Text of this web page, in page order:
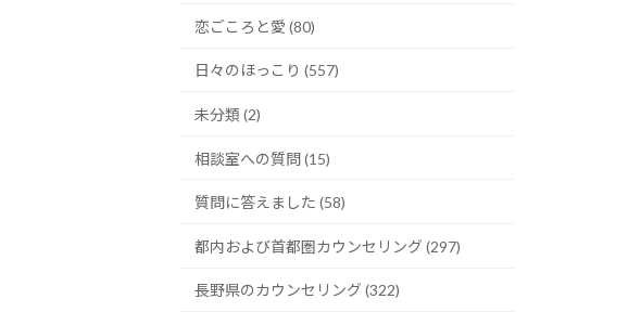
恋ごころと愛 (80)
日々のほっこり (557)
未分類 (2)
相談室への質問 (15)
質問に答えました (58)
都内および首都圏カウンセリング (297)
長野県のカウンセリング (322)